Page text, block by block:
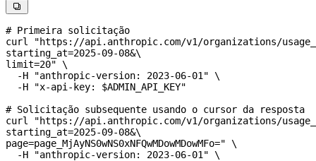

# Primeira solicitação
curl
"https://api.anthropic.com/v1/organizations/
starting_at=2025-09-08&\
limit=20" \
  -H
"anthropic-version: 2023-06-01" \
  -H
"x-api-key: $ADMIN_API_KEY"
# Solicitação subsequente usando o cursor da resposta
curl
"https://api.anthropic.com/v1/organizations/
starting_at=2025-09-08&\
page=page_MjAyNS0wNS0xNFQwMDowMDowMFo=" \
  -H
"anthropic-version: 2023-06-01" \